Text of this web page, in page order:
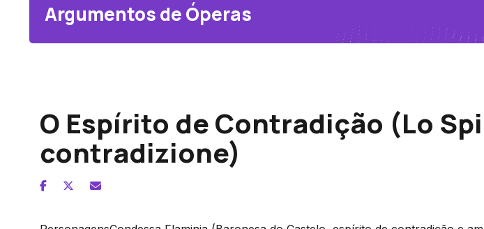
Argumentos de Óperas
O Espírito de Contradição (Lo
contradizione)